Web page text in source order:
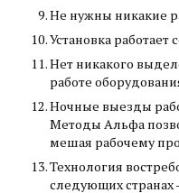
Не нужны никакие
Установка
Нет никакого
работе
Ночные выезды
Методы Альфа
мешая рабочему
Технология
следующих странах